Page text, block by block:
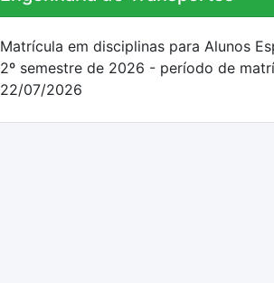
Matrícula em disciplinas para Alunos
2º semestre de 2026 - período de
22/07/2026